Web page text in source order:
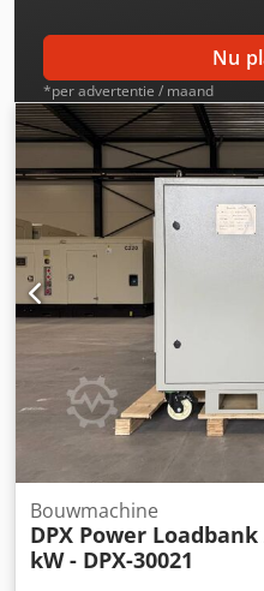
Nu
*per advertentie / maand
Bouwmachine
DPX Power Loadbank
kW - DPX-30021